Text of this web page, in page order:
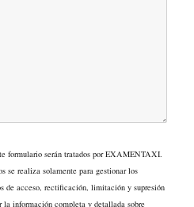
formulario serán tratados por EXAMENTAXI.
se realiza solamente para gestionar los
de acceso, rectificación, limitación y supresión
la información completa y detallada sobre